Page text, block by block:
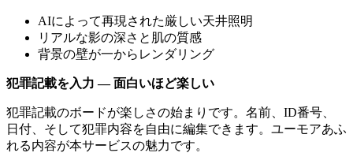
AIによって再現された厳しい天井照明
リアルな影の深さと肌の質感
背景の壁が一からレンダリング
犯罪記載を入力 — 面白いほど楽しい
犯罪記載のボードが楽しさの始まりです。名前、ID番号、
日付、そして犯罪内容を自由に編集できます。ユーモアあふ
れる内容が本サービスの魅力です。